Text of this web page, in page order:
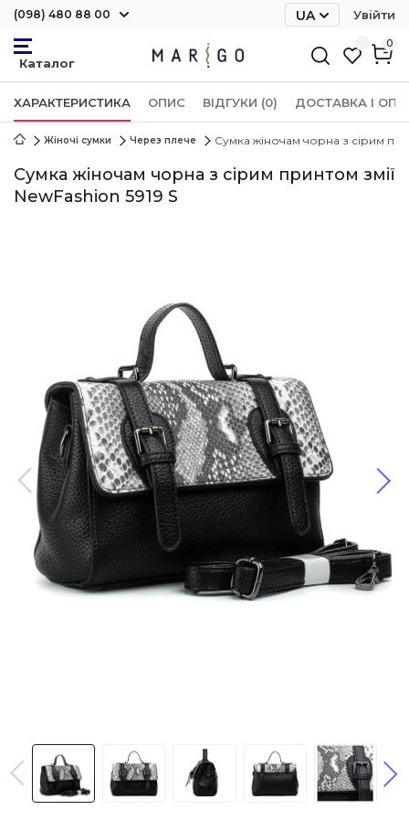
(098) 480 88 00
UA
Увійти
0
ХАРАКТЕРИСТИКА ОПИС ВІДГУКИ (0) ДОСТАВКА І
Жіночі сумки Через плече Сумка жіночам чорна з сірим
Сумка жіночам чорна з сірим принтом змії
NewFashion 5919 S